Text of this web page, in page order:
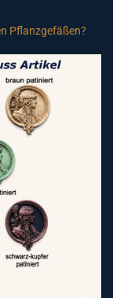
Pflanzgefäßen?